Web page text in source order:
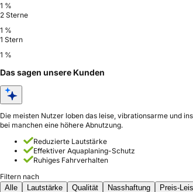
1 %
2 Sterne
1 %
1 Stern
1 %
Das sagen unsere Kunden
Die meisten Nutzer loben das leise, vibrationsarme und
bei manchen eine höhere Abnutzung.
Reduzierte Lautstärke
Effektiver Aquaplaning-Schutz
Ruhiges Fahrverhalten
Filtern nach
Alle
Lautstärke Qualität Nasshaftung Preis-